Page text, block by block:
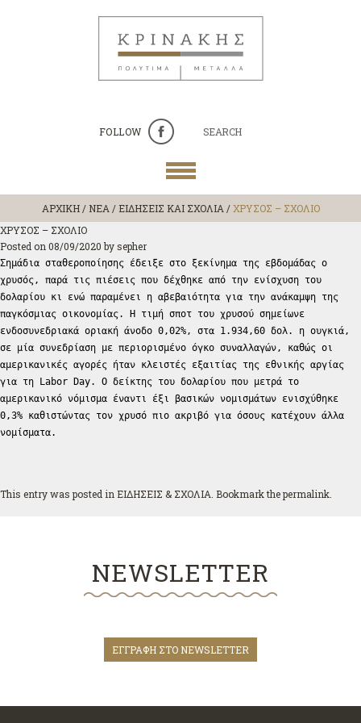
FOLLOW SEARCH
ΑΡΧΙΚΗ/ ΝΕΑ / ΕΙΔΗΣΕΙΣ ΚΑΙ ΣΧΟΛΙΑ /ΧΡΥΣΟΣ – ΣΧΟΛΙΟ
ΧΡΥΣΟΣ – ΣΧΟΛΙΟ
Posted on 08/09/2020 bysepher
Σημάδια σταθεροποίησης έδειξε στο ξεκίνημα της εβδομάδας ο
χρυσός, παρά τις πιέσεις που δέχθηκε από την ενίσχυση του
δολαρίου κι ενώ παραμένει η αβεβαιότητα για την ανάκαμψη της
παγκόσμιας οικονομίας. Η τιμή σποτ του χρυσού σημείωνε
ενδοσυνεδριακά οριακή άνοδο 0,02%, στα 1.934,60 δολ. η ουγκιά,
σε μία συνεδρίαση με περιορισμένο όγκο συναλλαγών, καθώς οι
αμερικανικές αγορές ήταν κλειστές εξαιτίας της εθνικής αργίας
για τη Labor Day. Ο δείκτης του δολαρίου που μετρά το
αμερικανικό νόμισμα έναντι έξι βασικών νομισμάτων ενισχύθηκε
0,3% καθιστώντας τον χρυσό πιο ακριβό για όσους κατέχουν άλλα
νομίσματα.
This entry was posted in ΕΙΔΗΣΕΙΣ & ΣΧΟΛΙΑ . Bookmark thepermalink
NEWSLETTER
ΕΓΓΡΑΦΗ ΣΤΟ NEWSLETTER